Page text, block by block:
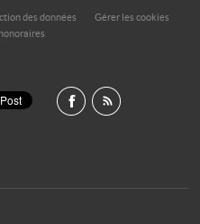
des données
Gérer les cookies